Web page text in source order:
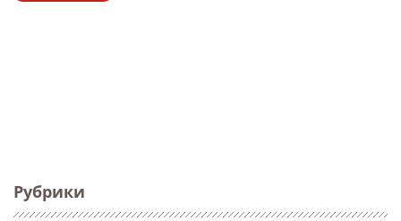
Рубрики